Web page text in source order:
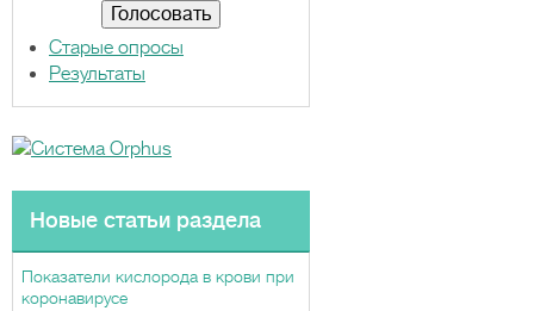
Старые опросы
Результаты
Новые статьи раздела
Показатели кислорода в крови при
коронавирусе